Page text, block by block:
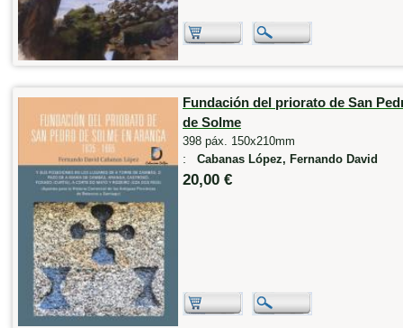
Fundación del priorato de San
de Solme
398 páx. 150x210mm
: Cabanas López, Fernando David
20,00 €